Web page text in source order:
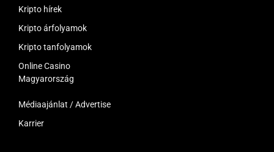
Kripto hírek
Kripto árfolyamok
Kripto tanfolyamok
Online Casino
Magyarország
Médiaajánlat / Advertise
Karrier